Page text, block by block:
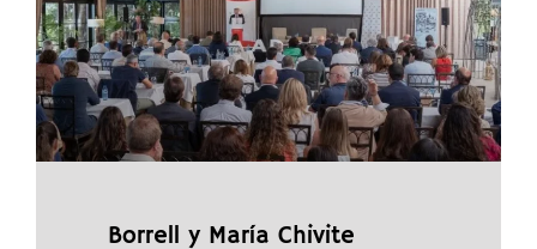
Borrell y María Chivite